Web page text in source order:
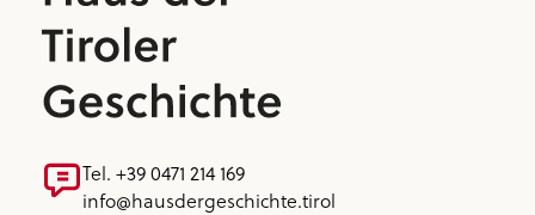
Tel. +39 0471 214 169
info@hausdergeschichte.tirol